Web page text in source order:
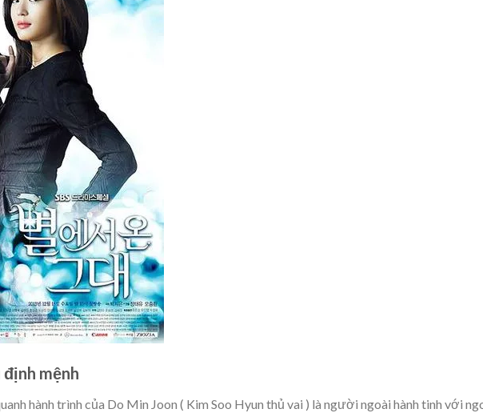
mệnh
hành trình của Do Min Joon ( Kim Soo Hyun thủ vai ) là người ngoài hành tinh với